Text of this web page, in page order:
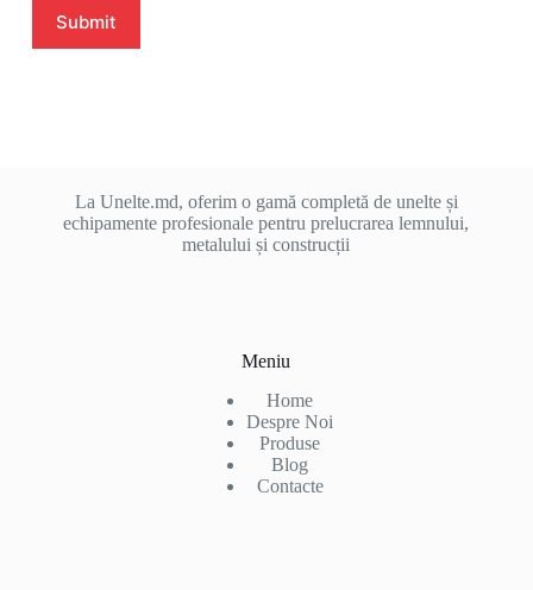
Submit
La Unelte.md, oferim o gamă completă de unelte și
echipamente profesionale pentru prelucrarea lemnului,
metalului și construcții
Meniu
Home
Despre Noi
Produse
Blog
Contacte